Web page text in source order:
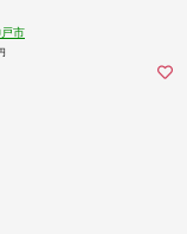
市